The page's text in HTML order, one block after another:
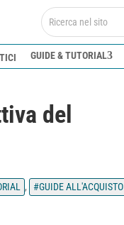
GUIDE & TUTORIAL
del
, GUIDE ALL'ACQUISTO